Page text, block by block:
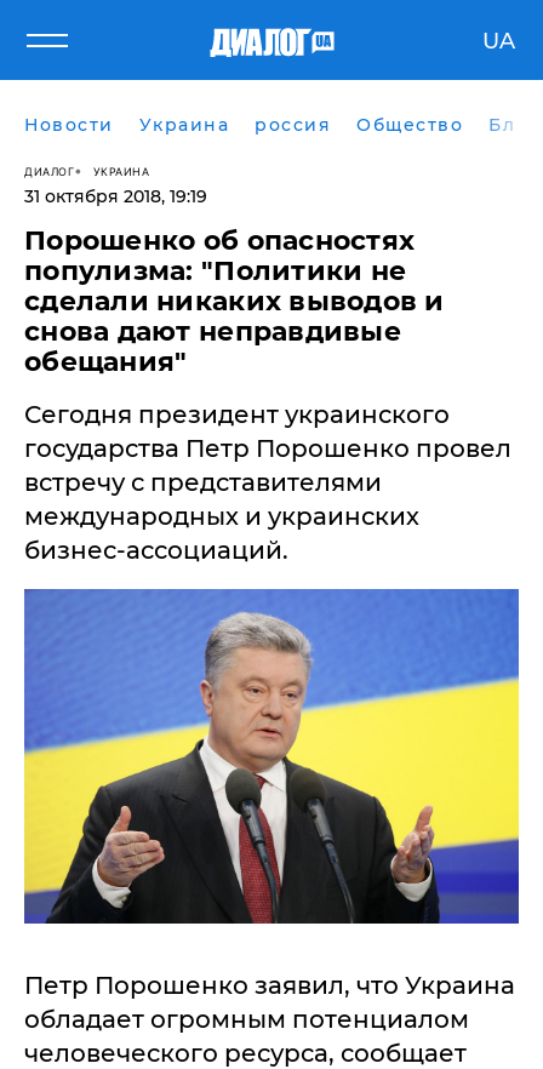
UA
Новости Украина россия Общество
ДИАЛОГ УКРАИНА
31 октября 2018, 19:19
Порошенко об опасностях
популизма: "Политики не
сделали никаких выводов и
снова дают неправдивые
обещания"
Сегодня президент украинского
государства Петр Порошенко провел
встречу с представителями
международных и украинских
бизнес-ассоциаций.
Петр Порошенко заявил, что Украина
обладает огромным потенциалом
человеческого ресурса, сообщает